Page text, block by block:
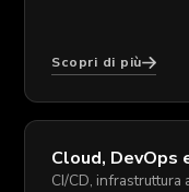
Scopri di più
Cloud, DevOps
CI/CD, infrastruttura